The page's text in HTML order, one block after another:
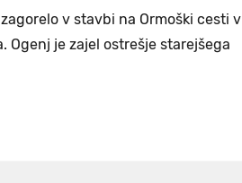
v stavbi na Ormoški cesti v
Ogenj je zajel ostrešje starejšega